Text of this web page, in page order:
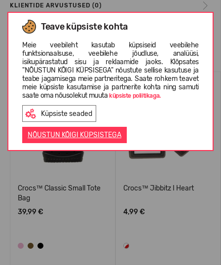
Teave küpsiste kohta
Meie veebileht kasutab küpsiseid veebilehe
funktsionaalsuse, veebilehe jõudluse, analüüsi,
isikupärastatud sisu ja reklaamide jaoks. Klõpsates
"NÕUSTUN KÕIGI KÜPSISEGA" nõustute sellise kasutuse ja
teabe jagamisega meie partneritega. Saate rohkem teavet
meie küpsiste kasutamise ja partnerite kohta ning samuti
saate oma nõusolekut muutaküpsiste poliitikaga.
Küpsiste seaded
NÕUSTUN KÕIGI KÜPSISTEGA
KLIENTIDE ARVUSTUSED (0)
Sarnased tooted
Crocs™ Classic Small Tote
Bag
39,99 €
Crocs™ Jibbitz I Heart
4,99 €